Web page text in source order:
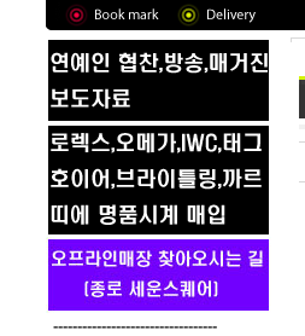
----------------------------------